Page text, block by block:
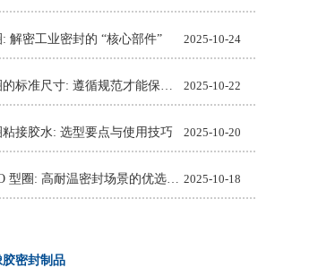
解密工业密封的 “核心部件” 2025-10-24
氟橡胶 O 型圈的标准尺寸: 遵循规范才能保障密封效果 2025-10-22
接胶水: 选型要点与使用技巧 2025-10-20
Viton 氟橡胶 O 型圈: 高耐温密封场景的优选解决方案 2025-10-18
密封制品